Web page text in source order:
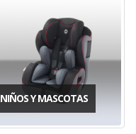
NIÑOS Y MASCOTAS